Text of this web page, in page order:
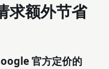
额外节省
官方定价的